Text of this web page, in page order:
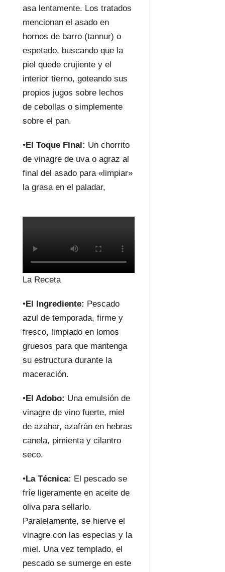
asa lentamente. Los tratados
mencionan el asado en
hornos de barro (tannur) o
espetado, buscando que la
piel quede crujiente y el
interior tierno, goteando sus
propios jugos sobre lechos
de cebollas o simplemente
sobre el pan.
•El Toque Final: Un chorrito
de vinagre de uva o agraz al
final del asado para «limpiar»
la grasa en el paladar,
La Receta
•El Ingrediente: Pescado
azul de temporada, firme y
fresco, limpiado en lomos
gruesos para que mantenga
su estructura durante la
maceración.
•El Adobo: Una emulsión de
vinagre de vino fuerte, miel
de azahar, azafrán en hebras
canela, pimienta y cilantro
seco.
•La Técnica: El pescado se
fríe ligeramente en aceite de
oliva para sellarlo.
Paralelamente, se hierve el
vinagre con las especias y la
miel. Una vez templado, el
pescado se sumerge en este